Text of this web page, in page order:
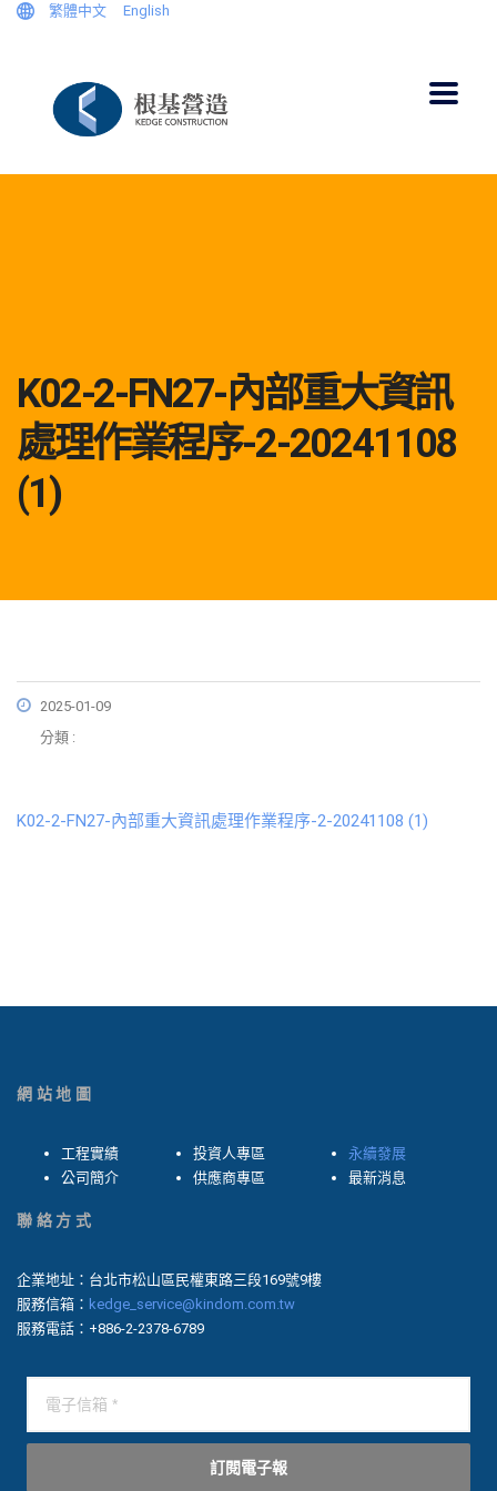
繁體中文 English
K02-2-FN27-內部重大資訊
處理作業程序-2-20241108
(1)
2025-01-09
分類 :
K02-2-FN27-內部重大資訊處理作業程序-2-20241108 (1)
網站地圖
工程實績
公司簡介
投資人專區
供應商專區
永續發展
最新消息
聯絡方式
企業地址：台北市松山區民權東路三段169號9樓
服務信箱： kedge_service@kindom.com.tw
服務電話：+886-2-2378-6789
訂閱電子報